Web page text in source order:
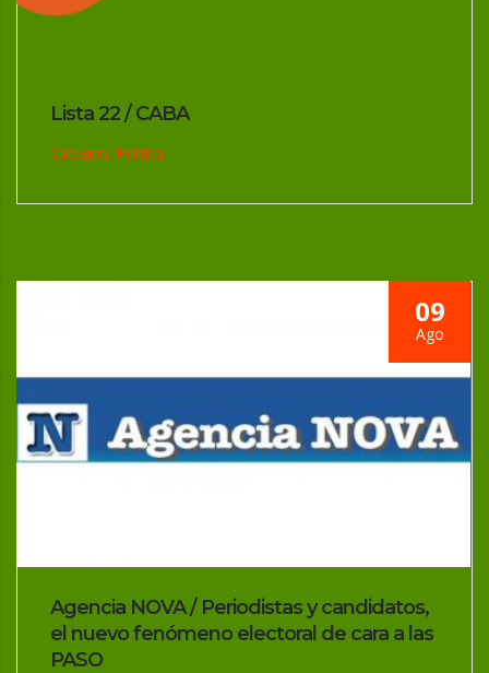
Lista 22 / CABA
Category: Política
09
Ago
Agencia NOVA / Periodistas y candidatos,
el nuevo fenómeno electoral de cara a las
PASO